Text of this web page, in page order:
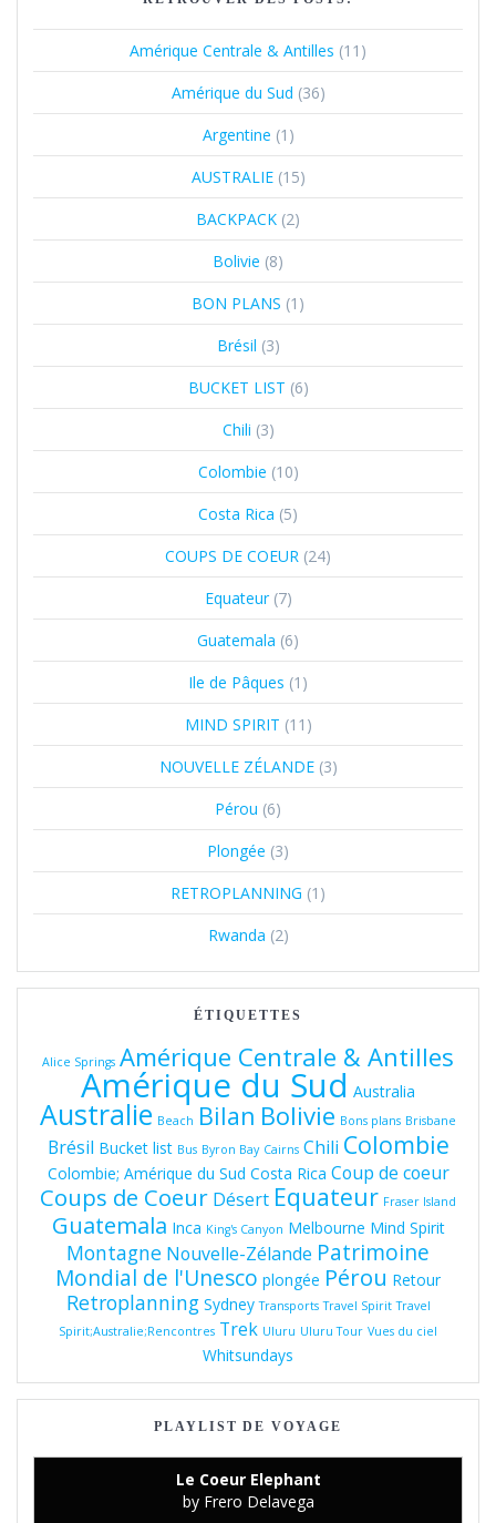
Amérique Centrale & Antilles (11)
Amérique du Sud (36)
Argentine (1)
AUSTRALIE(15)
BACKPACK (2)
Bolivie (8)
BON PLANS (1)
Brésil (3)
BUCKET LIST (6)
Chili (3)
Colombie (10)
Costa Rica (5)
COUPS DE COEUR (24)
Equateur(7)
Guatemala (6)
Ile de Pâques (1)
MIND SPIRIT (11)
NOUVELLE ZÉLANDE(3)
Pérou (6)
Plongée (3)
RETROPLANNING (1)
Rwanda (2)
ÉTIQUETTES
Alice Springs Amérique Centrale & Antilles
Amérique du Sud Australia
Australie Beach Bilan Bolivie Bons plans Brisbane
Brésil Bucket list Bus Byron Bay Cairns Chili Colombie
Colombie; Amérique du Sud Costa Rica Coup de coeur
Coups de Coeur Désert Equateur Fraser Island
Guatemala Inca King's Canyon Melbourne Mind Spirit
Montagne Nouvelle-Zélande Patrimoine
Mondial de l'Unesco plongée Pérou Retour
Retroplanning Sydney Transports Travel Spirit Travel
Spirit;Australie;Rencontres Trek Uluru Uluru Tour Vues du ciel
Whitsundays
PLAYLIST DE VOYAGE
Le Coeur Elephant
by Frero Delavega